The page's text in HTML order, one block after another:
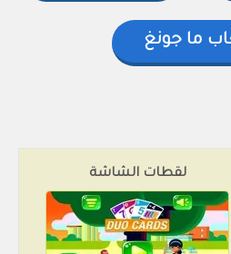
ما جونغ
لقطات الشاشة